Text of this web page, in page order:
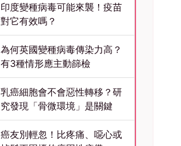
印度變種病毒可能來襲！疫苗
對它有效嗎？
為何英國變種病毒傳染力高？
有3種情形應主動篩檢
乳癌細胞會不會惡性轉移？研
究發現「骨微環境」是關鍵
癌友別輕忽！比疼痛、噁心或